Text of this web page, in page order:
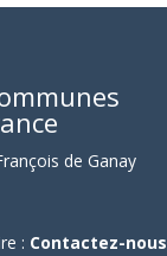
de Ganay
: Contactez-nous